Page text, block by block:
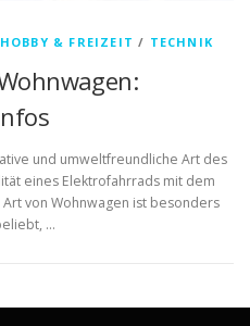
HOBBY & FREIZEIT / TECHNIK
und umweltfreundliche Art des
eines Elektrofahrrads mit dem
von Wohnwagen ist besonders
…